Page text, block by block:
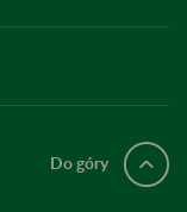
Do góry